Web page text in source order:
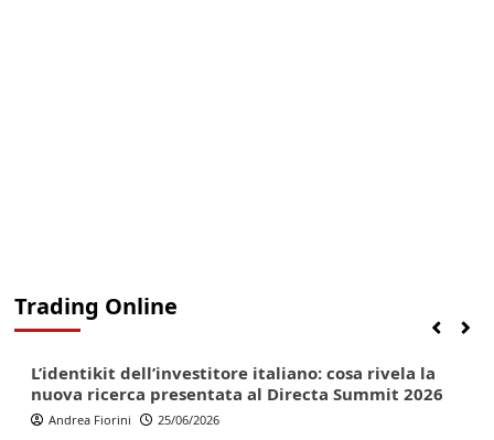
Trading Online
L’identikit dell’investitore italiano: cosa rivela la
nuova ricerca presentata al Directa Summit 2026
Andrea Fiorini 25/06/2026